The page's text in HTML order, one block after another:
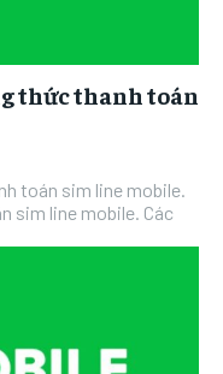
thức thanh toán
toán sim line mobile.
sim line mobile. Các